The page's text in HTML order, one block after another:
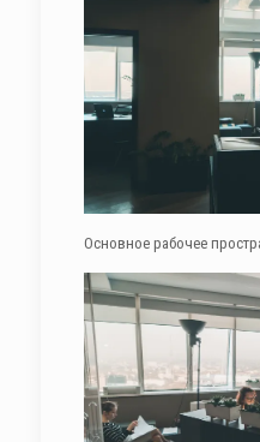
Основное рабочее